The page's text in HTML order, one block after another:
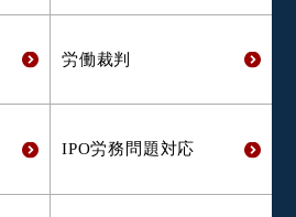
労働裁判
IPO労務問題対応